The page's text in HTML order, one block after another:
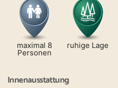
maximal 8
Personen
ruhige Lage
Innenausstattung